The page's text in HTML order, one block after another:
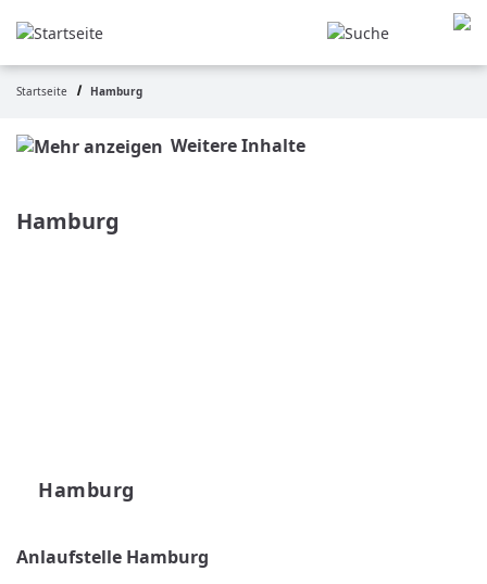
zum
Pfadnavigation
Startseite Hamburg
Weitere Inhalte
Hamburg
Hamburg
Anlaufstelle Hamburg